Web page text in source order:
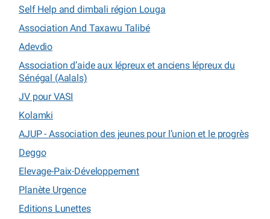
Self Help and dimbali région Louga
Association And Taxawu Talibé
Adevdio
Association d’aide aux lépreux et anciens lépreux du
Sénégal (Aalals)
JV pour VASI
Kolamki
AJUP - Association des jeunes pour l’union et le progrès
Deggo
Elevage-Paix-Développement
Planète Urgence
Editions Lunettes